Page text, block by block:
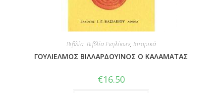
Βιβλία, Βιβλία Ενηλίκων, Ιστορικά
ΓΟΥΛΙΕΛΜΟΣ ΒΙΛΛΑΡΔΟΥΙΝΟΣ Ο ΚΑΛΑΜΑΤΑΣ
€16.50